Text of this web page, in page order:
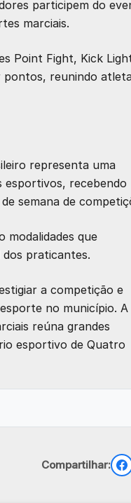
participem do
marciais.
Point Fight, Kick
pontos, reunindo
representa uma
recebendo
semana de
modalidades que
praticantes.
a competição e
no município. A
reúna grandes
esportivo de Quatro
Compartilhar: